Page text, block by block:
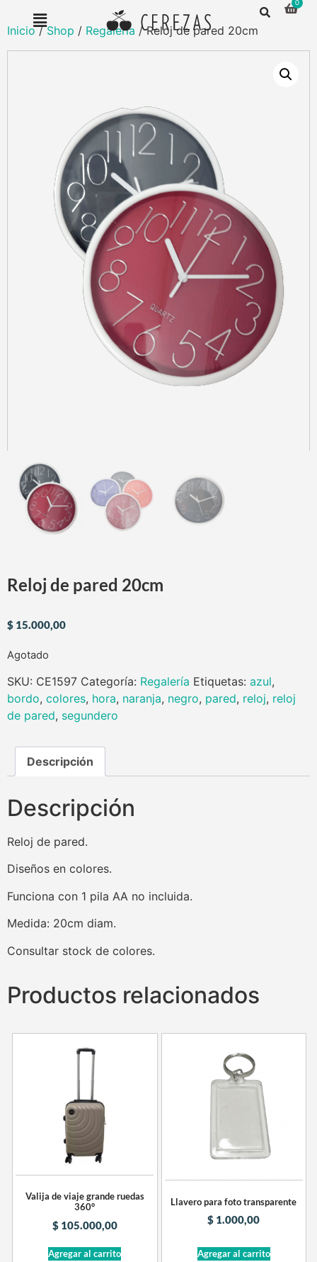
Inicio/Shop / Regalería / Reloj de pared 20cm
Reloj de pared 20cm
$ 15.000,00
Agotado
SKU: CE1597 Categoría: Regalería Etiquetas: azul,
bordo, colores, hora, naranja, negro, pared, reloj, reloj
de pared, segundero
Descripción
Descripción
Reloj de pared.
Diseños en colores.
Funciona con 1 pila AA no incluida.
Medida: 20cm diam.
Consultar stock de colores.
Productos relacionados
Valija de viaje grande ruedas
360°
$105.000,00
Agregar al carrito
Llavero para foto transparente
$ 1.000,00
Agregar al carrito